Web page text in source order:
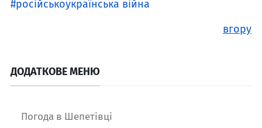
російськоукраїнська війна
вгору
ДОДАТКОВЕ МЕНЮ
Погода в Шепетівці